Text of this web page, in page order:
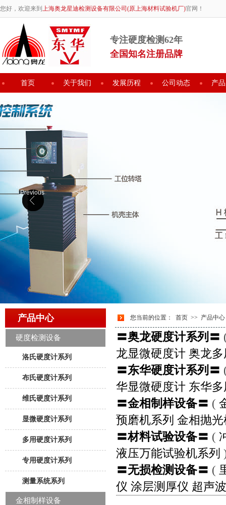
您好，欢迎来到 上海奥龙星迪检测设备有限公司(原上海材料试验机厂)官网！
专注硬度检测62年
全国知名注册品牌
首页 关于我们 发展历程 公司动态 产
Previous
产品中心
硬度检测设备
洛氏硬度计系列
布氏硬度计系列
维氏硬度计系列
显微硬度计系列
多用硬度计系列
专用硬度计系列
测量系统系列
金相制样设备
您当前的位置： 首页 >> 产品中心
〓奥龙硬度计系列〓
龙显微硬度计 奥龙
〓东华硬度计系列〓
华显微硬度计 东华
〓金相制样设备〓 (
预磨机系列 金相抛
〓材料试验设备〓 (
液压万能试验机系列
〓无损检测设备〓 (
仪 涂层测厚仪 超声